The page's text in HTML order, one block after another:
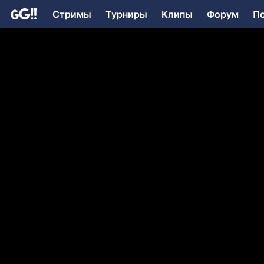
Стримы Турниры Клипы Форум